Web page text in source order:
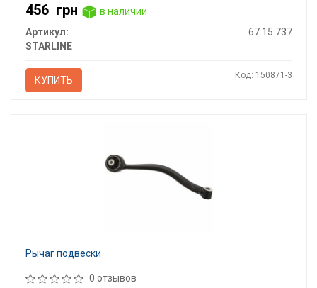
456 грн
в наличии
Артикул:
67.15.737
STARLINE
КУПИТЬ Код: 150871-3
Рычаг подвески
0 отзывов